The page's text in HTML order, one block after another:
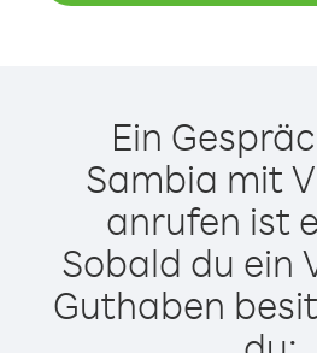
Ein
Sambia mit
anrufen ist
Sobald du ein
Guthaben